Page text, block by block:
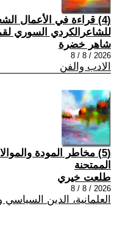
(4) قراءة في الأعمال
للشاعرالكردي السوري
شاهر خضرة
2026 / 8 / 8
الادب والفن
(5) مخاطر المودة
الممتحنة
طلعت خيري
2026 / 8 / 8
العلمانية، الدين السياسي